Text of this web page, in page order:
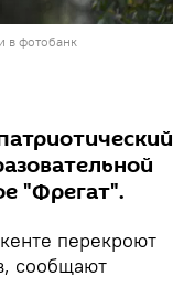
в фотобанк
"Фрегат".
перекроют
сообщают